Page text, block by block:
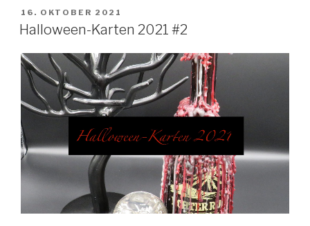
VERÖFFENTLICHT
AM
16. OKTOBER 2021
Halloween-Karten 2021 #2